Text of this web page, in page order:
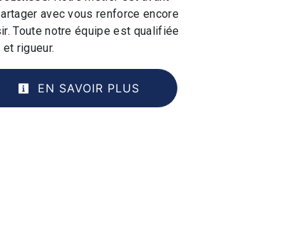
avec vous renforce encore
Toute notre équipe est qualifiée
rigueur.
EN SAVOIR PLUS